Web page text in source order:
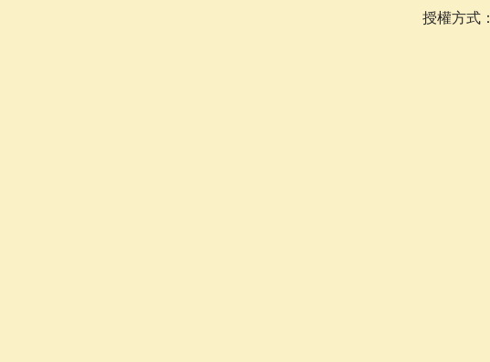
授權方式：